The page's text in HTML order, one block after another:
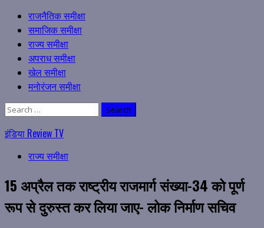
Primary
Menu
राजनैतिक समीक्षा
समाजिक समीक्षा
राज्य समीक्षा
अपराध समीक्षा
खेल समीक्षा
मनोरंजन समीक्षा
Search
इंडिया Review TV
राज्य समीक्षा
15 अप्रैल तक राष्ट्रीय राजमार्ग संख्या-34 को पूर्ण
रूप से दुरुस्त कर लिया जाए- लोक निर्माण सचिव